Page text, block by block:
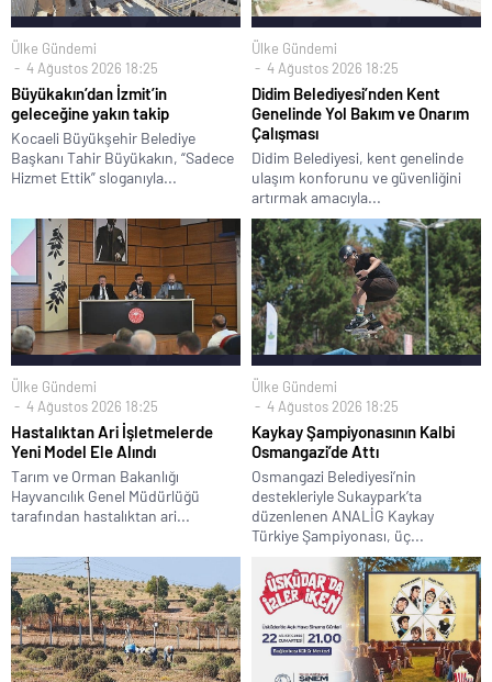
Ülke Gündemi
4 Ağustos 2026 18:25
Büyükakın’dan İzmit’in
geleceğine yakın takip
Kocaeli Büyükşehir Belediye
Başkanı Tahir Büyükakın, “Sadece
Hizmet Ettik” sloganıyla...
Ülke Gündemi
4 Ağustos 2026 18:25
Didim Belediyesi’nden Kent
Genelinde Yol Bakım ve Onarım
Çalışması
Didim Belediyesi, kent genelinde
ulaşım konforunu ve güvenliğini
artırmak amacıyla...
Ülke Gündemi
4 Ağustos 2026 18:25
Hastalıktan Ari İşletmelerde
Yeni Model Ele Alındı
Tarım ve Orman Bakanlığı
Hayvancılık Genel Müdürlüğü
tarafından hastalıktan ari...
Ülke Gündemi
4 Ağustos 2026 18:25
Kaykay Şampiyonasının Kalbi
Osmangazi’de Attı
Osmangazi Belediyesi’nin
destekleriyle Sukaypark’ta
düzenlenen ANALİG Kaykay
Türkiye Şampiyonası, üç...